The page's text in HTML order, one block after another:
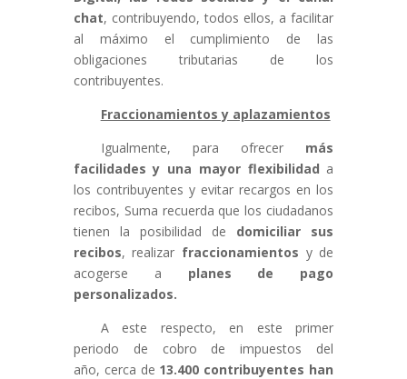
chat, contribuyendo, todos ellos, a facilitar
al máximo el cumplimiento de las
obligaciones tributarias de los
contribuyentes.
Fraccionamientos y aplazamientos
Igualmente, para ofrecer más
facilidades y una mayor flexibilidad a
los contribuyentes y evitar recargos en los
recibos, Suma recuerda que los ciudadanos
tienen la posibilidad de domiciliar sus
recibos, realizar fraccionamientos y de
acogerse a planes de pago
personalizados.
A este respecto, en este primer
periodo de cobro de impuestos del
año, cerca de 13.400 contribuyentes han